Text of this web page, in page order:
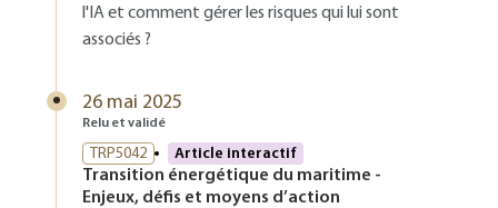
l'IA et comment gérer les risques qui lui sont
associés ?
26 mai 2025
Relu et validé
TRP5042 Article interactif
Transition énergétique du maritime -
Enjeux, défis et moyens d’action